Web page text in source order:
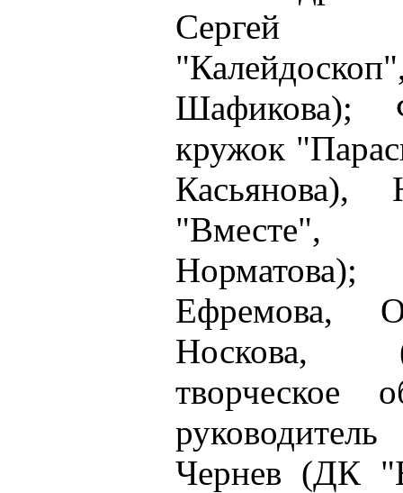
Сергей
Шафикова);
кружок
"Вместе",
Ефремова,
Носкова,
творческое
Чернев (ДК